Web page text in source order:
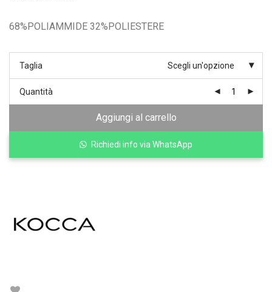
68%POLIAMMIDE 32%POLIESTERE
Taglia Scegli un'opzione
Quantità
Aggiungi al carrello
Richiedi info via WhatsApp